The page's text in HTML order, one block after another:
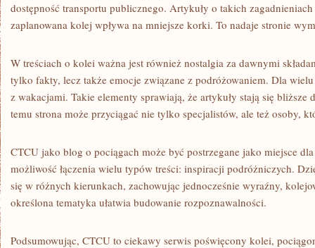
dostępność transportu publicznego. Artykuły o takich
zaplanowana kolej wpływa na mniejsze korki. To nadaje stronie
W treściach o kolei ważna jest również nostalgia za dawnymi
tylko fakty, lecz także emocje związane z podróżowaniem. Dla
z wakacjami. Takie elementy sprawiają, że artykuły stają się
temu strona może przyciągać nie tylko specjalistów, ale też osoby,
CTCU jako blog o pociągach może być postrzegane jako miejsce
możliwość łączenia wielu typów treści: inspiracji podróżniczych.
się w różnych kierunkach, zachowując jednocześnie wyraźny,
określona tematyka ułatwia budowanie rozpoznawalności.
Podsumowując, CTCU to ciekawy serwis poświęcony kolei,